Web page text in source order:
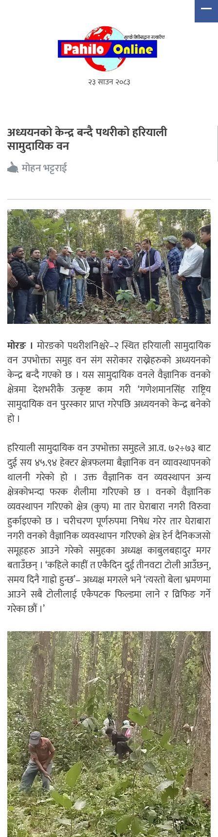
२३ साउन २०८३
अध्ययनको केन्द्र बन्दै पथरीको हरियाली
सामुदायिक वन
मोहन भट्टराई
मोरङ । मोरङको पथरीशनिश्चरे–२ स्थित हरियाली सामुदायिक
वन उपभोक्ता समुह वन संग सरोकार राख्नेहरुको अध्ययनको
केन्द्र बन्दै गएको छ । यस सामुदायिक वनले वैज्ञानिक वनको
क्षेत्रमा देशभरीकै उत्कृष्ट काम गरी ‘गणेशमानसिंह राष्ट्रिय
सामुदायिक वन पुरस्कार प्राप्त गरेपछि अध्ययनको केन्द्र बनेको
हो ।
हरियाली सामुदायिक वन उपभोक्ता समुहले आ.व. ७२÷७३ बाट
दुई सय ४५.९४ हेक्टर क्षेत्रफलमा बैज्ञानिक वन व्यावस्थापनको
थालनी गरेको हो । उक्त वैज्ञानिक वन व्यवस्थापन अन्य
क्षेत्रकोभन्दा फरक शैलीमा गरिएको छ । वनको वैज्ञानिक
व्यवस्थापन गरिएको क्षेत्र (कुप) मा तार घेराबारा नगरी विरुवा
हुर्काइएको छ । चरीचरण पूर्णरुपमा निषेध गरेर तार घेराबारा
नगरी वनको वैज्ञानिक व्यवस्थापन गरिएको क्षेत्र हेर्न दैनिकजसो
समूहहरु आउने गरेको समुहका अध्यक्ष काबुलबहादुर मगर
बताउँछन् । ‘कहिले काहीं त एकैदिन दुई तीनवटा टोली आउँछन्,
समय दिनै गाह्रो हुन्छ’– अध्यक्ष मगरले भने ‘त्यस्तो बेला भ्रमणमा
आउने सबै टोलीलाई एकैपटक फिल्डमा लाने र व्रिफिङ गर्ने
गरेका छौं ।’